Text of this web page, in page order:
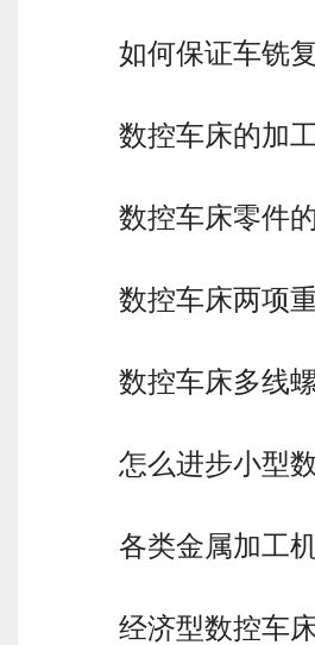
如何保证车铣
数控车床的加
数控车床零件
数控车床两项
数控车床多线
怎么进步小型
各类金属加工
经济型数控车